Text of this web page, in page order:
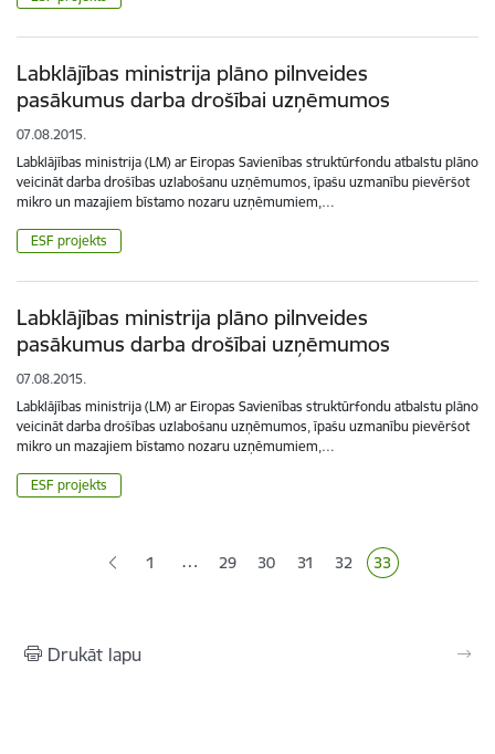
Labklājības ministrija plāno pilnveides
pasākumus darba drošībai uzņēmumos
07.08.2015.
Labklājības ministrija (LM) ar Eiropas Savienības struktūrfondu atbalstu plāno
veicināt darba drošības uzlabošanu uzņēmumos, īpašu uzmanību pievēršot
mikro un mazajiem bīstamo nozaru uzņēmumiem,…
ESF projekts
Labklājības ministrija plāno pilnveides
pasākumus darba drošībai uzņēmumos
07.08.2015.
Labklājības ministrija (LM) ar Eiropas Savienības struktūrfondu atbalstu plāno
veicināt darba drošības uzlabošanu uzņēmumos, īpašu uzmanību pievēršot
mikro un mazajiem bīstamo nozaru uzņēmumiem,…
ESF projekts
1 … Lapa
29 Lapa
30 Lapa
31 Lapa
32 Pašreizējā lapa
33
Drukāt lapu